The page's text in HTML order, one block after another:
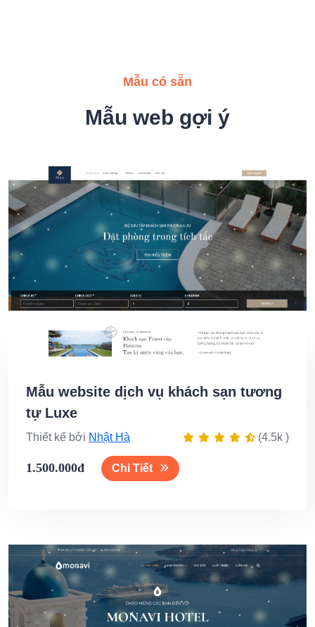
Mẫu có sẵn
Mẫu web gợi ý
Mẫu website dịch vụ khách sạn tương
tự Luxe
Thiết kế bởi Nhật Hà (4.5k )
1.500.000đ Chi Tiết